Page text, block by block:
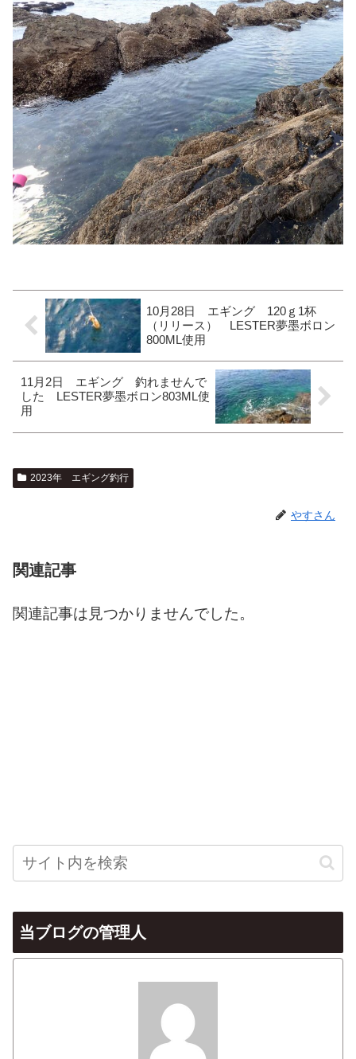
10月28日 エギング 120ｇ1杯
（リリース） LESTER夢墨ボロン
800ML使用
11月2日 エギング 釣れませんで
した LESTER夢墨ボロン803ML使
用
2023年 エギング釣行
やすさん
関連記事
関連記事は見つかりませんでした。
当ブログの管理人